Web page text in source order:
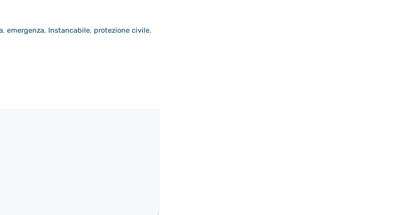
,emergenza, Instancabile, protezione civile,